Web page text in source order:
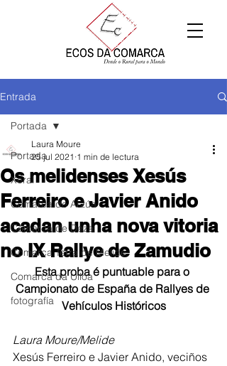
Entrada
Portada
Xeral
Comarca de Arzúa
Comarca de Deza
Comarca Terra de Melide
Comarca da Ulloa
fotografía
Portada
Os melidenses Xesús
Ferreiro e Javier Anido
acadan unha nova vitoria
no IX Rallye de Zamudio
Laura Moure
25 jul 2021 1 min de lectura
Esta proba é puntuable para o
Campionato de España de Rallyes de
Vehículos Históricos
Laura Moure/Melide
Xesús Ferreiro e Javier Anido, veciños